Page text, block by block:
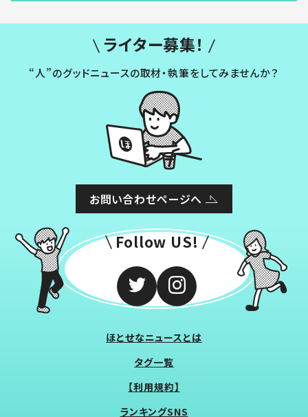
ライター募集！
“人”のグッドニュースの取材・執筆をしてみませんか？
お問い合わせページへ
Follow US!
ほとせなニュースとは
タグ一覧
【利用規約】
ランキングSNS